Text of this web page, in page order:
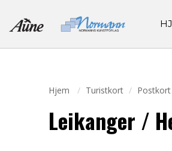
Hjem Turistkort Postkort
Leikanger /